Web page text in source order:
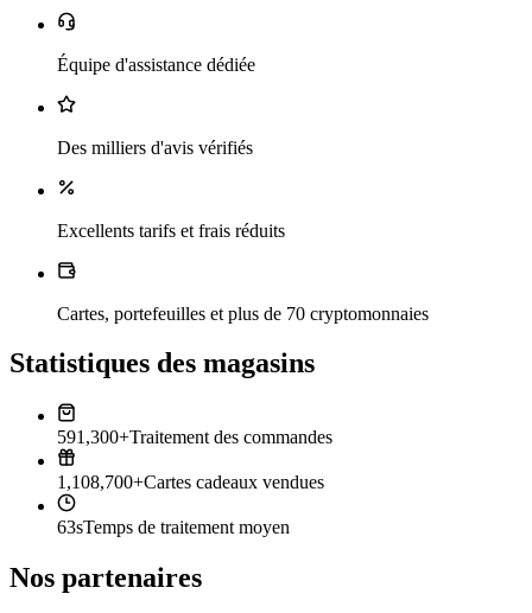
Équipe d'assistance dédiée
Des milliers d'avis vérifiés
Excellents tarifs et frais réduits
Cartes, portefeuilles et plus de 70 cryptomonnaies
Statistiques des magasins
591,300+Traitement des commandes
1,108,700+Cartes cadeaux vendues
63sTemps de traitement moyen
Nos partenaires